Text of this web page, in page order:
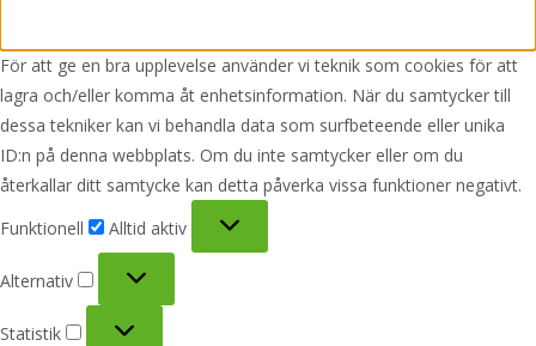
För att ge en bra upplevelse använder vi teknik som cookies för att
lagra och/eller komma åt enhetsinformation. När du samtycker till
dessa tekniker kan vi behandla data som surfbeteende eller unika
ID:n på denna webbplats. Om du inte samtycker eller om du
återkallar ditt samtycke kan detta påverka vissa funktioner negativt.
Funktionell
Alltid aktiv
Alternativ
Statistik